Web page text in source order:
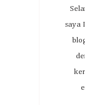
saya